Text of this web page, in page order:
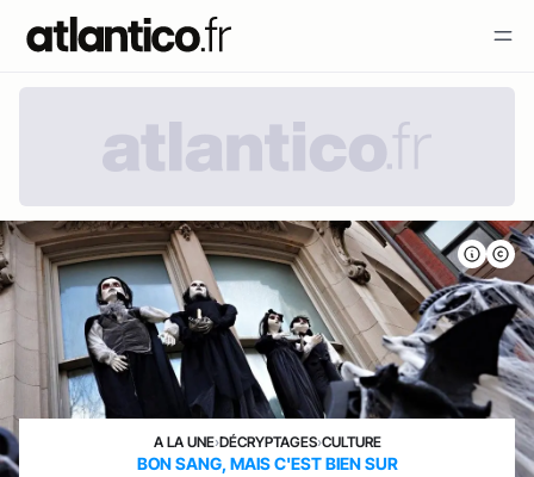
A LA UNE›DÉCRYPTAGES›CULTURE
BON SANG, MAIS C'EST BIEN SUR